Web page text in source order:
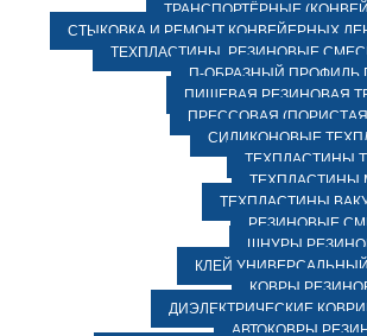
ТРАНСПОРТЁРНЫЕ
СТЫКОВКА И РЕМОНТ КОНВЕЙЕРНЫХ
ТЕХПЛАСТИНЫ, РЕЗИНОВЫЕ
П-ОБРАЗНЫЙ ПРОФИЛЬ
ПИЩЕВАЯ РЕЗИНОВАЯ
ПРЕССОВАЯ
СИЛИКОНОВЫЕ
ТЕХПЛАСТИНЫ
ТЕХПЛАСТИНЫ
ТЕХПЛАСТИНЫ
РЕЗИНОВЫЕ
ШНУРЫ
КЛЕЙ УНИВЕРСАЛЬНЫЙ
КОВРЫ
ДИЭЛЕКТРИЧЕСКИЕ
АВТОКОВРЫ